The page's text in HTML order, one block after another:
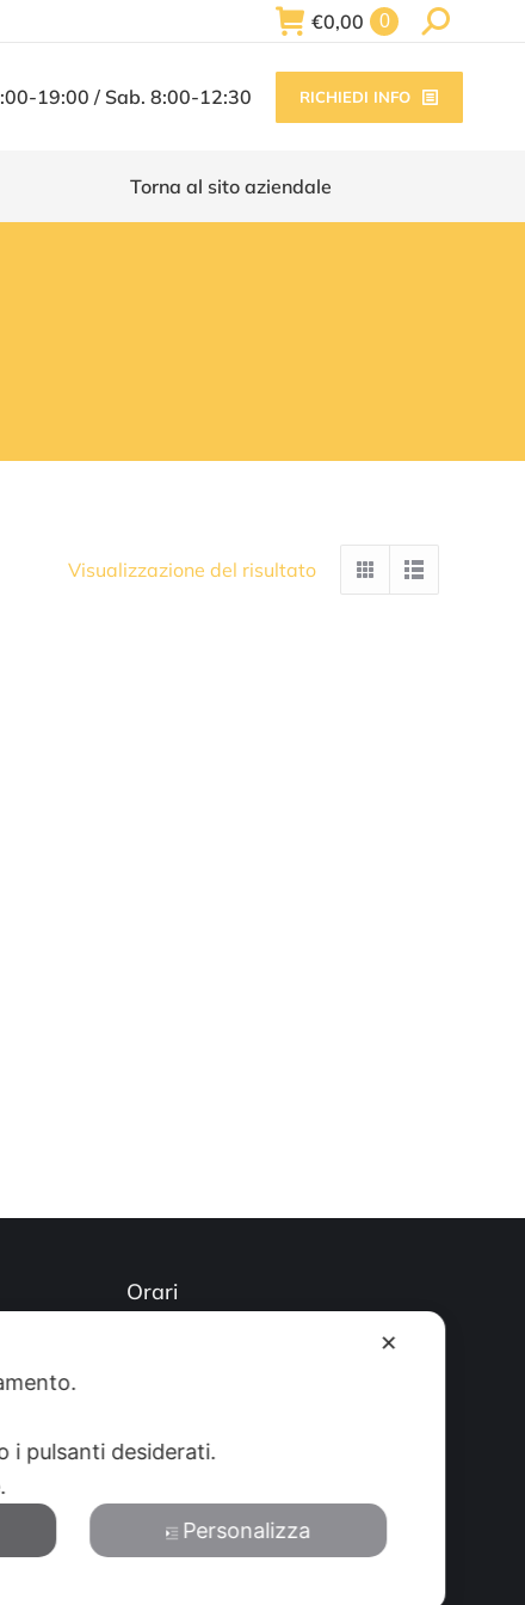
€0,00 0 Search:
19:00 / Sab. 8:00-12:30 RICHIEDI INFO
Torna al sito aziendale
Visualizzazione del risultato
Orari
Lun-Ven: 8-12:30 14-19 Sab: 8-
✕
i pulsanti desiderati.
Personalizza
Torna al sito aziendale